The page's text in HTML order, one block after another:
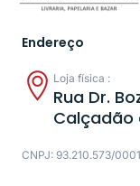
Endereço
Loja física :
Rua Dr.
Calçadão
CNPJ: 93.210.573/